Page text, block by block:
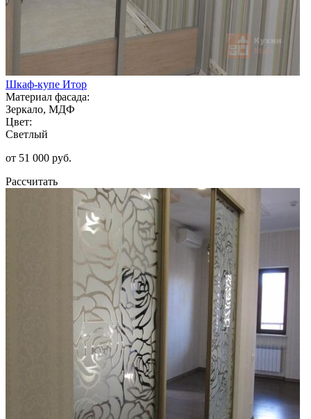
Шкаф-купе Итор
Материал фасада:
Зеркало, МДФ
Цвет:
Светлый
от 51 000 руб.
Рассчитать